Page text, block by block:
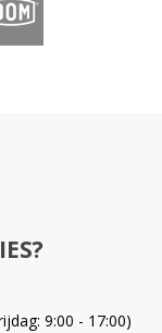
9:00 - 17:00)